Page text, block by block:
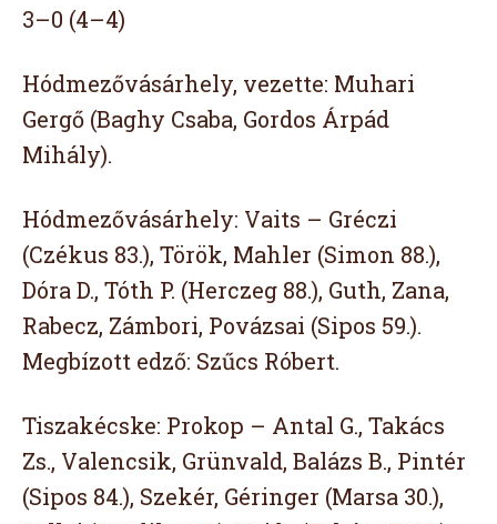
3–0 (4–4)
Hódmezővásárhely, vezette: Muhari
Gergő (Baghy Csaba, Gordos Árpád
Mihály).
Hódmezővásárhely: Vaits – Gréczi
(Czékus 83.), Török, Mahler (Simon 88.),
Dóra D., Tóth P. (Herczeg 88.), Guth, Zana,
Rabecz, Zámbori, Povázsai (Sipos 59.).
Megbízott edző: Szűcs Róbert.
Tiszakécske: Prokop – Antal G., Takács
Zs., Valencsik, Grünvald, Balázs B., Pintér
(Sipos 84.), Szekér, Géringer (Marsa 30.),